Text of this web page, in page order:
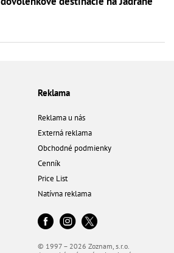
Reklama
Reklama u nás
Externá reklama
Obchodné podmienky
Cenník
Price List
Natívna reklama
© 1997 – 2026 Zoznam, s.r.o.